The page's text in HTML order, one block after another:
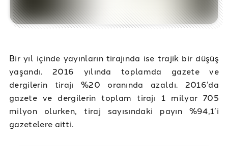
Bir yıl içinde yayınların tirajında ise trajik bir düşüş
yaşandı. 2016 yılında toplamda gazete ve
dergilerin tirajı %20 oranında azaldı. 2016’da
gazete ve dergilerin toplam tirajı 1 milyar 705
milyon olurken, tiraj sayısındaki payın %94,1’i
gazetelere aitti.